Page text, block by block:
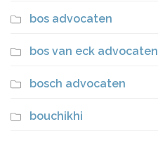
bos advocaten
bos van eck advocaten
bosch advocaten
bouchikhi